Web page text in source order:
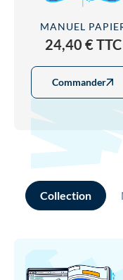
MANUEL
24,40 € TTC
Commander
Collection